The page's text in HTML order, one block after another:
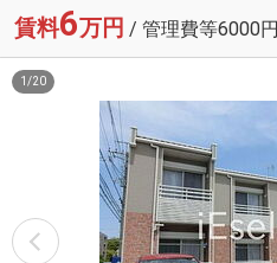
賃料6万円 / 管理費等6000円
1 /20